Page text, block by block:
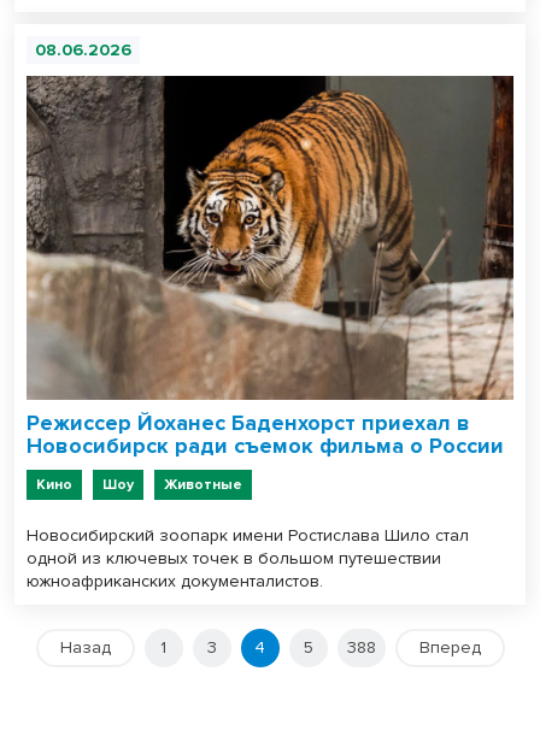
08.06.2026
Режиссер Йоханес Баденхорст приехал в
Новосибирск ради съемок фильма о России
Кино Шоу Животные
Новосибирский зоопарк имени Ростислава Шило стал
одной из ключевых точек в большом путешествии
южноафриканских документалистов.
Назад 1 3 4 5 388 Вперед